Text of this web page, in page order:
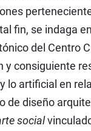
fin, se indaga
del Centro
y consiguiente
lo artificial en
de diseño
social